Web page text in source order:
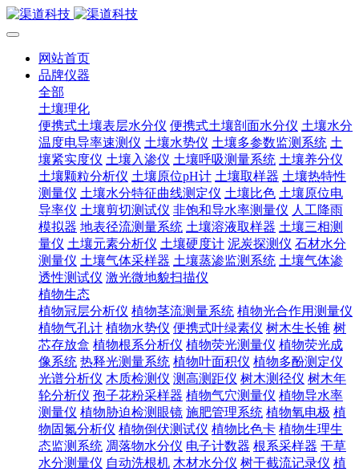
网站首页
品牌仪器
全部
土壤理化
便携式土壤表层水分仪 便携式土壤剖面水分仪 土壤水分
温度电导率速测仪 土壤水势仪 土壤多参数监测系统 土
壤紧实度仪 土壤入渗仪 土壤呼吸测量系统 土壤养分仪
土壤颗粒分析仪 土壤原位pH计 土壤取样器 土壤热特性
测量仪 土壤水分特征曲线测定仪 土壤比色 土壤原位电
导率仪 土壤剪切测试仪 非饱和导水率测量仪 人工降雨
模拟器 地表径流测量系统 土壤溶液取样器 土壤三相测
量仪 土壤元素分析仪 土壤硬度计 泥炭探测仪 石材水分
测量仪 土壤气体采样器 土壤蒸渗监测系统 土壤气体渗
透性测试仪 激光微地貌扫描仪
植物生态
植物冠层分析仪 植物茎流测量系统 植物光合作用测量仪
植物气孔计 植物水势仪 便携式叶绿素仪 树木生长锥 树
芯存放盒 植物根系分析仪 植物荧光测量仪 植物荧光成
像系统 热释光测量系统 植物叶面积仪 植物多酚测定仪
光谱分析仪 木质检测仪 测高测距仪 树木测径仪 树木年
轮分析仪 孢子花粉采样器 植物气穴测量仪 植物导水率
测量仪 植物胁迫检测眼镜 施肥管理系统 植物氧电极 植
物固氮分析仪 植物倒伏测试仪 植物比色卡 植物生理生
态监测系统 凋落物水分仪 电子计数器 根系采样器 干草
水分测量仪 自动洗根机 木材水分仪 树干截流记录仪 植